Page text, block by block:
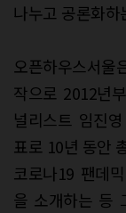
나누고 공론화하
오픈하우스서울
작으로 2012년
널리스트 임진
표로 10년 동안
코로나19 팬데
을 소개하는 등